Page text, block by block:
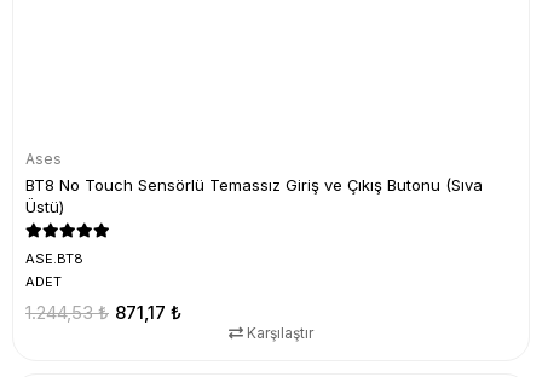
Ases
BT8 No Touch Sensörlü Temassız Giriş ve Çıkış Butonu (Sıva
Üstü)
ASE.BT8
ADET
871,17 ₺
1.244,53 ₺
Karşılaştır